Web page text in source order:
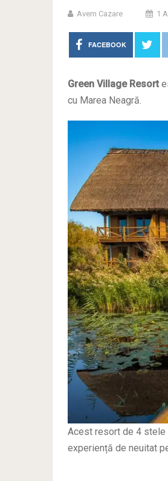
Avem Cazare 1
FACEBOOK
Green Village Resort
cu Marea Neagră.
Acest resort de 4
experiență de neuitat